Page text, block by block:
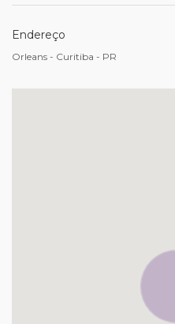
Endereço
Orleans - Curitiba - PR